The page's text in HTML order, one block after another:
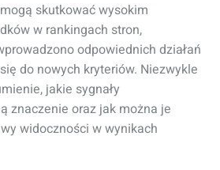
skutkować wysokim
w rankingach stron,
odpowiednich działań
do nowych kryteriów. Niezwykle
jakie sygnały
znaczenie oraz jak można je
widoczności w wynikach